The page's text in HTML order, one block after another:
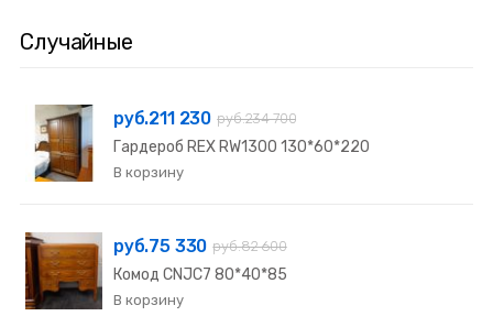
Случайные
руб.211 230 руб.234 700
Гардероб REX RW1300 130*60*220
руб.75 330 руб.82 600
Комод CNJC7 80*40*85